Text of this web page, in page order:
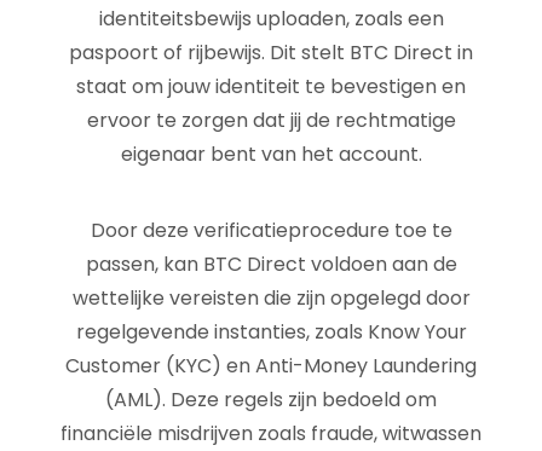
identiteitsbewijs uploaden, zoals een
paspoort of rijbewijs. Dit stelt BTC Direct in
staat om jouw identiteit te bevestigen en
ervoor te zorgen dat jij de rechtmatige
eigenaar bent van het account.
Door deze verificatieprocedure toe te
passen, kan BTC Direct voldoen aan de
wettelijke vereisten die zijn opgelegd door
regelgevende instanties, zoals Know Your
Customer (KYC) en Anti-Money Laundering
(AML). Deze regels zijn bedoeld om
financiële misdrijven zoals fraude, witwassen